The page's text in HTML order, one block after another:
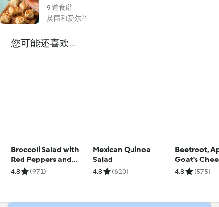
9 道食谱
英国和爱尔兰
您可能还喜欢...
Broccoli Salad with
Red Peppers and
Pine Nuts
4.8 (971)
Mexican Quinoa
Salad
4.8 (620)
Beetroot,
Goat's
Quinoa
4.8 (575)